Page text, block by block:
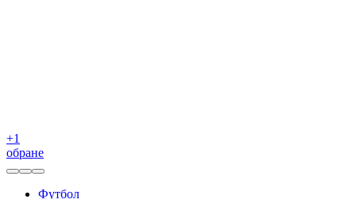
+1
обране
Футбол